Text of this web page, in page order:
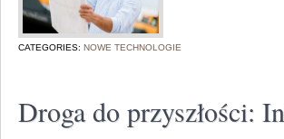
CATEGORIES: NOWE TECHNOLOGIE
Droga do przyszłości: